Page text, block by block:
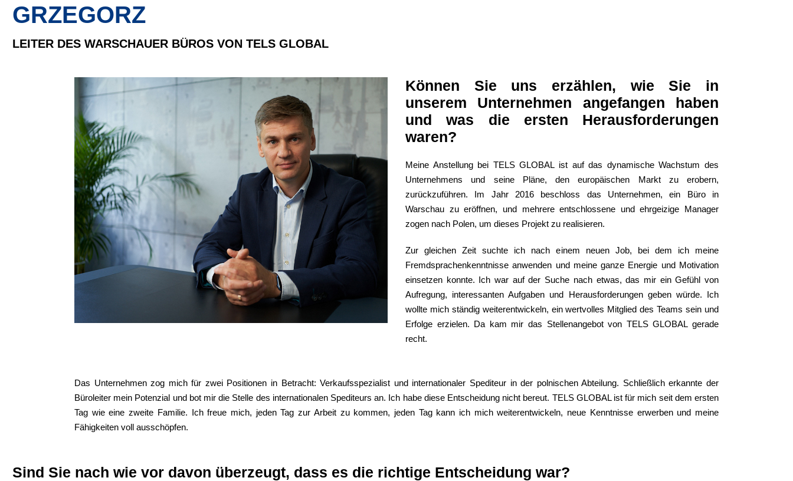
GRZEGORZ
LEITER DES WARSCHAUER BÜROS VON TELS GLOBAL
Können Sie uns erzählen, wie Sie in
unserem Unternehmen angefangen haben
und was die ersten Herausforderungen
waren?
Meine Anstellung bei TELS GLOBAL ist auf das dynamische Wachstum des
Unternehmens und seine Pläne, den europäischen Markt zu erobern,
zurückzuführen. Im Jahr 2016 beschloss das Unternehmen, ein Büro in
Warschau zu eröffnen, und mehrere entschlossene und ehrgeizige Manager
zogen nach Polen, um dieses Projekt zu realisieren.
Zur gleichen Zeit suchte ich nach einem neuen Job, bei dem ich meine
Fremdsprachenkenntnisse anwenden und meine ganze Energie und Motivation
einsetzen konnte. Ich war auf der Suche nach etwas, das mir ein Gefühl von
Aufregung, interessanten Aufgaben und Herausforderungen geben würde. Ich
wollte mich ständig weiterentwickeln, ein wertvolles Mitglied des Teams sein und
Erfolge erzielen. Da kam mir das Stellenangebot von TELS GLOBAL gerade
recht.
Das Unternehmen zog mich für zwei Positionen in Betracht: Verkaufsspezialist und internationaler Spediteur in der polnischen Abteilung. Schließlich erkannte der
Büroleiter mein Potenzial und bot mir die Stelle des internationalen Spediteurs an. Ich habe diese Entscheidung nicht bereut. TELS GLOBAL ist für mich seit dem ersten
Tag wie eine zweite Familie. Ich freue mich, jeden Tag zur Arbeit zu kommen, jeden Tag kann ich mich weiterentwickeln, neue Kenntnisse erwerben und meine
Fähigkeiten voll ausschöpfen.
Sind Sie nach wie vor davon überzeugt, dass es die richtige Entscheidung war?